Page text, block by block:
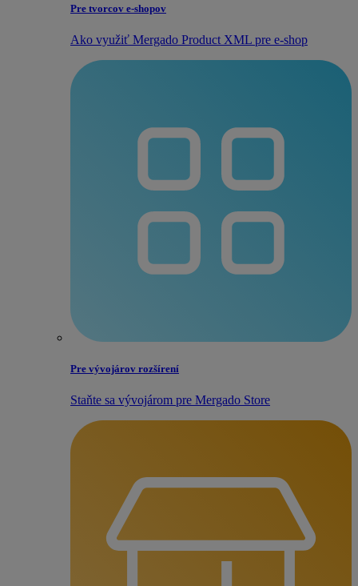
Pre tvorcov e‑shopov
Ako využiť Mergado Product XML pre e‑shop
Pre vývojárov rozšírení
Staňte sa vývojárom pre Mergado Store